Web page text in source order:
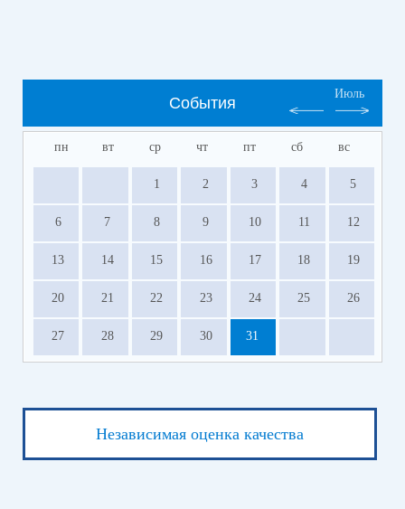
События
Июль
пн вт ср чт пт сб вс
1 2 3 4 5
6 7 8 9 10 11 12
13 14 15 16 17 18 19
20 21 22 23 24 25 26
27 28 29 30 31
Независимая оценка качества